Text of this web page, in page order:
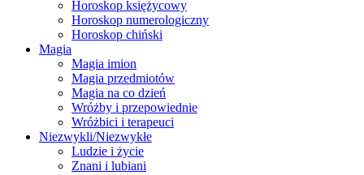
Horoskop księżycowy
Horoskop numerologiczny
Horoskop chiński
Magia
Magia imion
Magia przedmiotów
Magia na co dzień
Wróżby i przepowiednie
Wróżbici i terapeuci
Niezwykli/Niezwykłe
Ludzie i życie
Znani i lubiani